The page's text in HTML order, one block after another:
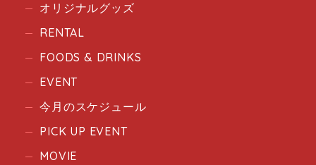
オリジナルグッズ
RENTAL
FOODS & DRINKS
EVENT
今月のスケジュール
PICK UP EVENT
MOVIE